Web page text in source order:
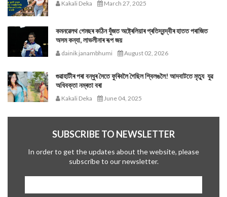
Kakali Deka March 27, 2025
কমনৱেলথ গেমছৰ কঠিন যুঁজত অষ্ট্ৰেলিয়াৰ প্ৰতিদ্বন্দ্বীৰ হাতত পৰাজিত
অসম কন্যা, লাভলীনাৰ ৰূপ জয়
dainik janambhumi August 02, 2026
গুৱাহাটীৰ পৰা বন্ধুৰ সৈতে ফুৰিবলৈ গৈছিল শ্বিলঙলৈ! আদবাটতে মৃত্যু যুৱ
অধিবক্তা নম্ৰতা বৰা
Kakali Deka June 04, 2025
SUBSCRIBE TO NEWSLETTER
In order to get the updates about the website, please
subscribe to our newsletter.